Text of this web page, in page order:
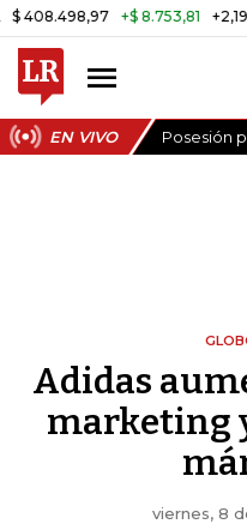
+$ 8.753,81 +2,19%
EN VIVO Posesión
Adidas
marketing
viernes, 8